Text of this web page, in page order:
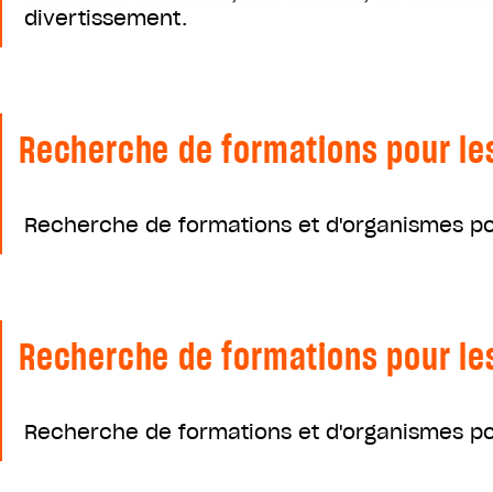
divertissement.
Recherche de formations pour
Recherche de formations et d'organismes
Recherche de formations pour
Recherche de formations et d'organismes